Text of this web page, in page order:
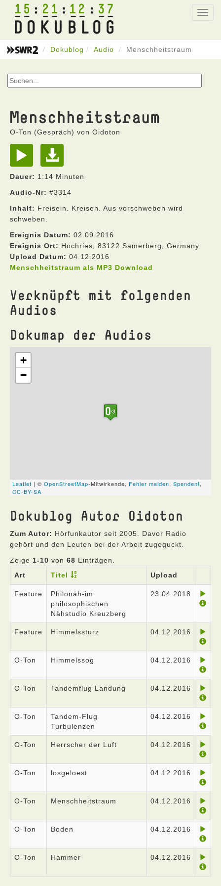
15 21 12 37
Dokublog Audio Menschheitstraum
Menschheitstraum
O-Ton (Gespräch) von Oidoton
Dauer: 1:14 Minuten
Audio-Nr: #3314
Inhalt: Freisein. Kreisen. Aus vorschweben wird
schweben.
Ereignis Datum: 02.09.2016
Ereignis Ort: Hochries, 83122 Samerberg, Germany
Upload Datum: 04.12.2016
Menschheitstraum als MP3 Download
Verknüpft mit folgenden
Audios
Dokumap der Audios
Dokublog Autor Oidoton
Zum Autor: Hörfunkautor seit 2005. Davor Radio
gehört und den Leuten bei der Arbeit zugeguckt.
Zeige 1-10 von 68 Einträgen.
Art
Titel Upload
Feature
Philonäh-im
philosophischen
Nähstudio Kreuzberg
23.04.2018
Feature Himmelssturz 04.12.2016
O-Ton Himmelssog 04.12.2016
O-Ton Tandemflug Landung 04.12.2016
O-Ton
Tandem-Flug
Turbulenzen
04.12.2016
O-Ton Herrscher der Luft 04.12.2016
O-Ton losgeloest 04.12.2016
O-Ton Menschheitstraum 04.12.2016
O-Ton Boden 04.12.2016
O-Ton Hammer 04.12.2016